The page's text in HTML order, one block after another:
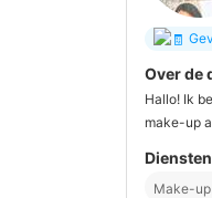
Over de
Hallo! Ik
make-up
Diensten
Make-